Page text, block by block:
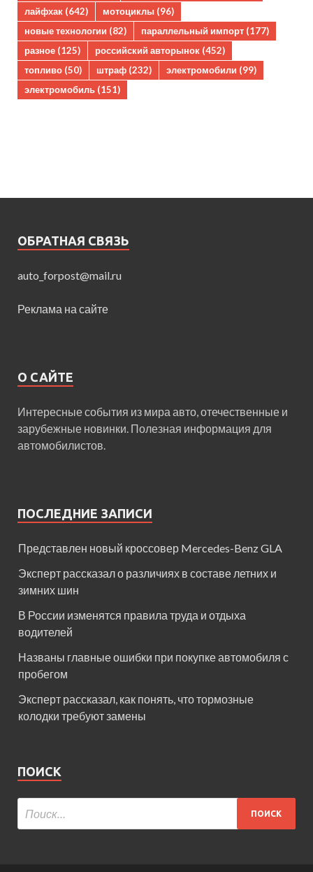
лайфхак (642) мотоциклы (96)
новые технологии (82) параллельный импорт (177)
разное (125) российский авторынок (452)
топливо (50) штраф (232) электромобили (99)
электромобиль (151)
ОБРАТНАЯ СВЯЗЬ
auto_forpost@mail.ru
Реклама на сайте
О САЙТЕ
Интересные события из мира авто, отечественные и
зарубежные новинки. Полезная информация для
автомобилистов.
ПОСЛЕДНИЕ ЗАПИСИ
Представлен новый кроссовер Mercedes-Benz GLA
Эксперт рассказал о различиях в составе летних и
зимних шин
В России изменятся правила труда и отдыха
водителей
Названы главные ошибки при покупке автомобиля с
пробегом
Эксперт рассказал, как понять, что тормозные
колодки требуют замены
ПОИСК